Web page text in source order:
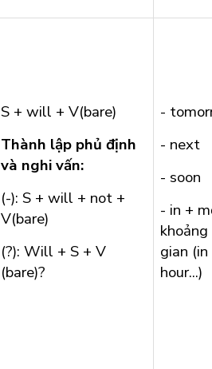
S + will + V(bare)
Thành lập phủ định
và nghi vấn:
(-): S + will + not +
V(bare)
(?): Will + S + V
(bare)?
-
- next
- soon
- in +
gian (in
hour...)